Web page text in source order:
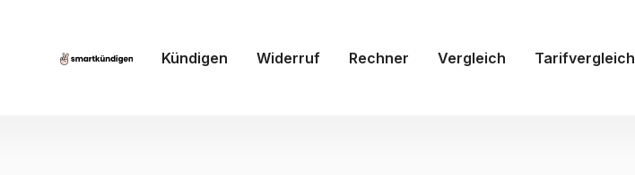
Kündigen Widerruf Rechner Vergleich Tarifvergleich